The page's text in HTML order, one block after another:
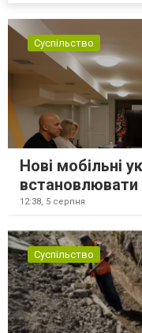
Суспільство
Нові мобільні
встановлювати
12:38, 5 серпня
Суспільство